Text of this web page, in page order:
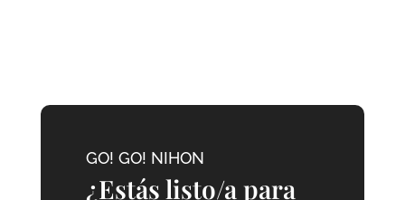
GO! GO! NIHON
¿Estás listo/a para